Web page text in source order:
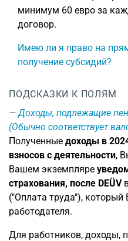
минимум 60 евро за
договор.
Имею ли я право на
получение субсидий?
ПОДСКАЗКИ К ПОЛЯМ
Доходы, подлежащие
(Обычно соответствует
Полученные доходы в
взносов с деятельности,
Вашем экземпляре
страхования, после DEÜV
("Оплата труда"),
работодателя.
Для работников, доходы,